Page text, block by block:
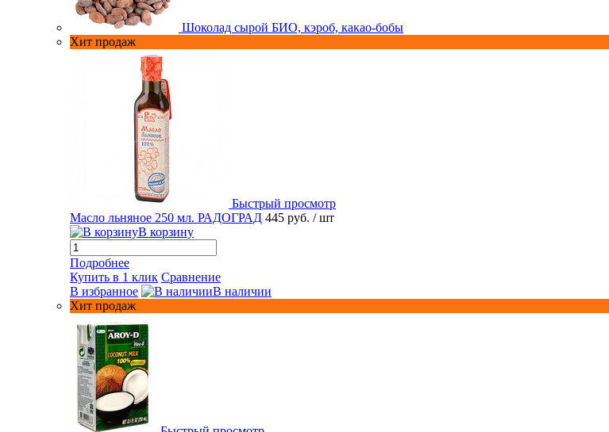
Шоколад сырой БИО, кэроб, какао-бобы
Хит продаж
Быстрый просмотр
Масло льняное 250 мл. РАДОГРАД 445 руб. / шт
В корзину
Подробнее
Купить в 1 клик Сравнение
В избранное
В наличии
Хит продаж